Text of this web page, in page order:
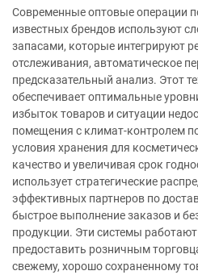
Современные оптовые операции
известных брендов используют
запасами, которые интегрируют
отслеживания, автоматическое
предсказательный анализ. Этот
обеспечивает оптимальные
избыток товаров и ситуации
помещения с климат-контролем
условия хранения для
качество и увеличивая срок
использует стратегические
эффективных партнеров по
быстрое выполнение заказов и
продукции. Эти системы
предоставить розничным
свежему, хорошо сохраненному